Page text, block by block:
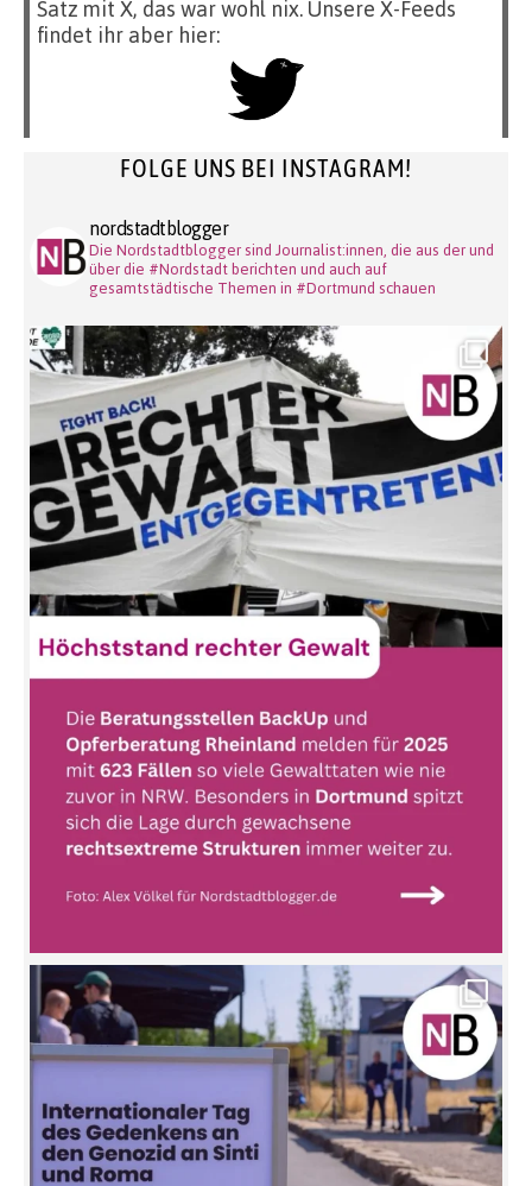
Satz mit X, das war wohl nix. Unsere X-Feeds
findet ihr aber hier:
FOLGE UNS BEI INSTAGRAM!
nordstadtblogger
Die Nordstadtblogger sind Journalist:innen, die aus der und
über die #Nordstadt berichten und auch auf
gesamtstädtische Themen in #Dortmund schauen